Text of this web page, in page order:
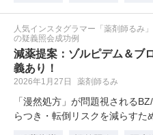
人気インスタグラマー「薬剤師るみ
の疑義照会成功例
減薬提案：ゾルピデム＆ブ
義あり！
2026年1月27日 薬剤師るみ
「漫然処方」が問題視される
らつき・転倒リスクを減らすた